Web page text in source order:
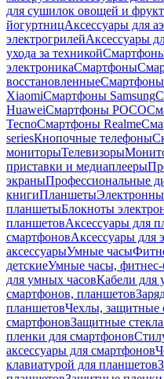
для сушилок овощей и
йогуртницАксессуары для
электрогрилейАксессуары
ухода за техникой
электроникаСмартфоны
восстановленные
XiaomiСмартфоны Samsung
HuaweiСмартфоны POCO
TecnoСмартфоны Realme
seriesКнопочные телефоны
мониторыТелевизоры
приставки и медиаплееры
экраныПрофессиональные
книгиПланшеты
планшетыБлокноты
планшетовАксессуары для
смартфоновАксессуары для
аксессуарыУмные часы
детскиеУмные часы, фитнес-
для умных часовКабели для
смартфонов, планшетов
планшетовЧехлы, защитные
смартфоновЗащитные
пленки для смартфонов
аксессуары для смартфонов
клавиатурой для планшетов